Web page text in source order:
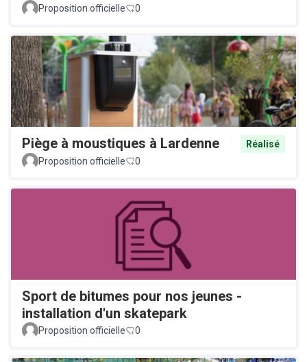
Proposition officielle 0
Piège à moustiques à Lardenne
Réalisé
Proposition officielle
0
Sport de bitumes pour nos jeunes -
installation d'un skatepark
Proposition officielle 0